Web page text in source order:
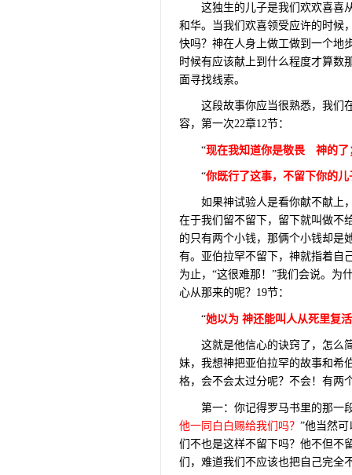
这独生的儿子是我们欢欢喜喜
和华。当我们欢喜领受应许的时候
快吗？神在人身上做工做到一个地
时候有应该献上到什么程度才算数
面寻找线索。
这段故事你应当很熟悉，我们
容，第一次22章12节：
“现在我知道你是敬畏 神的了
“你既行了这事，不留下你的儿
如果神试验人是看你献不献上
在于我们留不留下，留下就叫做不
的只有两个小钱，那俩个小钱却是
有。亚伯拉罕不留下，神就指着自
为止，“这很难那！”我们会说。为
心从那来的呢？ 19节：
“她以为 神还能叫人从死里复活
这就是他信心的诀窍了，怎么
妹，我想神把亚伯拉罕的故事和希
格，会不会太过分呢？不会！有两
第一：你记得罗马书里的那一
他一同白白赐给我们吗？ ”他当然
们不也是这样不留下吗？他不但不
们，难道我们不应该也把自己完全